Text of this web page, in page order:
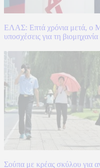
ΕΛΑΣ: Επτά χρόνια μετά, ο
υποσχέσεις για τη βιομηχανία
Σούπα με κρέας σκύλου για